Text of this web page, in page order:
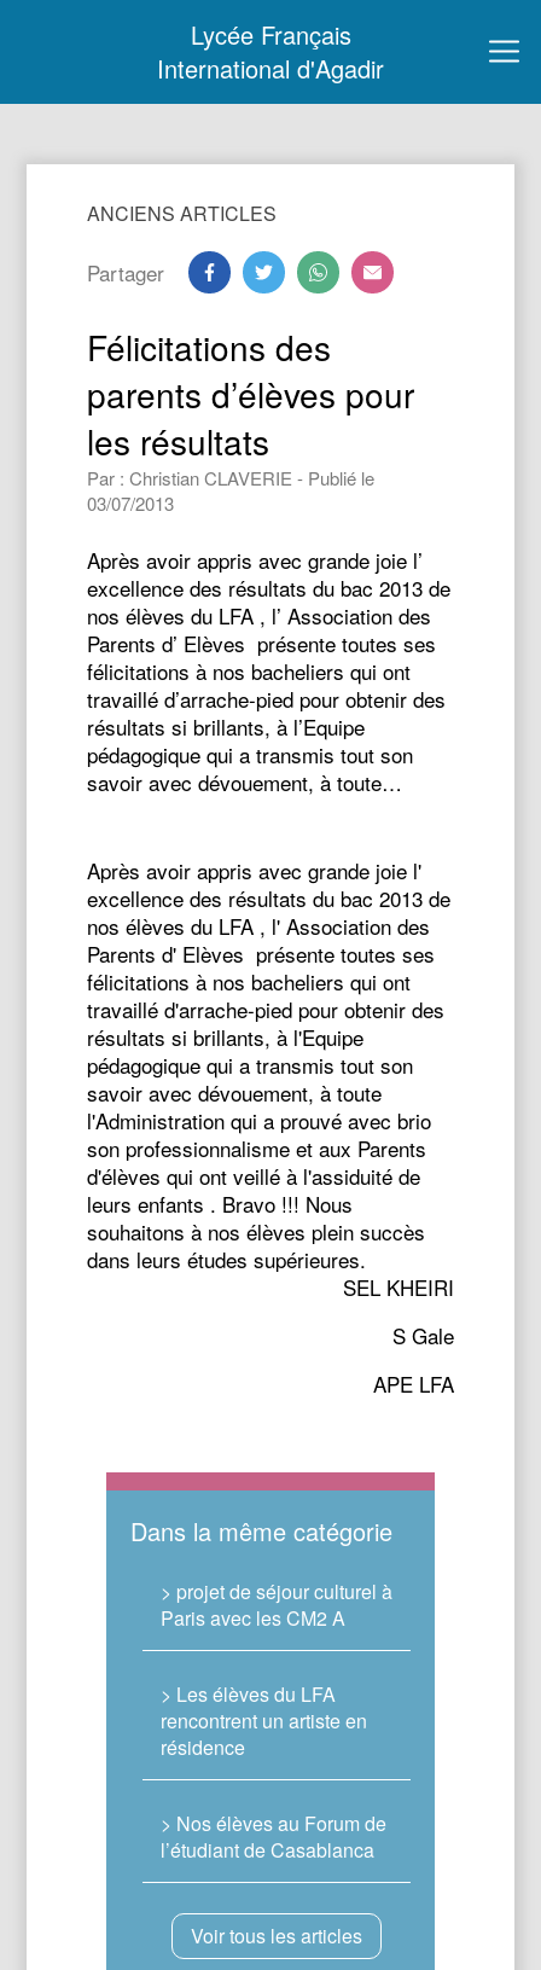
Lycée Français
International d'Agadir
ANCIENS ARTICLES
Partager
Félicitations des
parents d’élèves pour
les résultats
Par : Christian CLAVERIE - Publié le
03/07/2013
Après avoir appris avec grande joie l’
excellence des résultats du bac 2013 de
nos élèves du LFA , l’ Association des
Parents d’ Elèves présente toutes ses
félicitations à nos bacheliers qui ont
travaillé d’arrache-pied pour obtenir des
résultats si brillants, à l’Equipe
pédagogique qui a transmis tout son
savoir avec dévouement, à toute…
Après avoir appris avec grande joie l'
excellence des résultats du bac 2013 de
nos élèves du LFA , l' Association des
Parents d' Elèves présente toutes ses
félicitations à nos bacheliers qui ont
travaillé d'arrache-pied pour obtenir des
résultats si brillants, à l'Equipe
pédagogique qui a transmis tout son
savoir avec dévouement, à toute
l'Administration qui a prouvé avec brio
son professionnalisme et aux Parents
d'élèves qui ont veillé à l'assiduité de
leurs enfants . Bravo !!! Nous
souhaitons à nos élèves plein succès
dans leurs études supérieures.
SEL KHEIRI
S Gale
APE LFA
Dans la même catégorie
> projet de séjour culturel à
Paris avec les CM2 A
> Les élèves du LFA
rencontrent un artiste en
résidence
> Nos élèves au Forum de
l’étudiant de Casablanca
Voir tous les articles